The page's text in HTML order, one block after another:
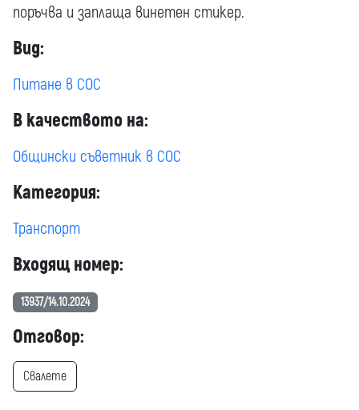
поръчва и заплаща винетен стикер.
Вид:
Питане в СОС
В качеството на:
Общински съветник в СОС
Категория:
Транспорт
Входящ номер:
13937/14.10.2024
Отговор:
Свалете